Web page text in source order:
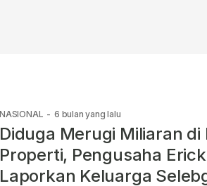
NASIONAL - 6 bulan yang lalu
Diduga Merugi Miliaran di
Properti, Pengusaha
Laporkan Keluarga